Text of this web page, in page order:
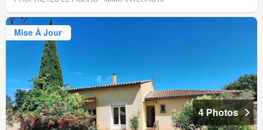
Mise À Jour
4 Photos